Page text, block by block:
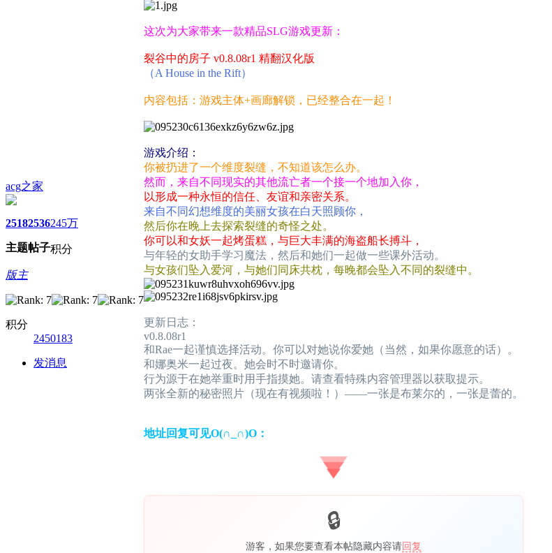
acg之家
2518
主题
2536
帖子
245万
积分
版主
积分
2450183
发消息
这次为大家带来一款精品SLG游戏更新：
裂谷中的房子 v0.8.08r1 精翻汉化版
（A House in the Rift）
内容包括：游戏主体+画廊解锁，已经整合在一起！
游戏介绍：
你被扔进了一个维度裂缝，不知道该怎么办。
然而，来自不同现实的其他流亡者一个接一个地加入你，
以形成一种永恒的信任、友谊和亲密关系。
来自不同幻想维度的美丽女孩在白天照顾你，
然后你在晚上去探索裂缝的奇怪之处。
你可以和女妖一起烤蛋糕，与巨大丰满的海盗船长搏斗，
与年轻的女助手学习魔法，然后和她们一起做一些课外活动。
与女孩们坠入爱河，与她们同床共枕，每晚都会坠入不同的裂缝中。
更新日志：
v0.8.08r1
和Rae一起谨慎选择活动。你可以对她说你爱她（当然，如果你愿意的话）。
和娜奥米一起过夜。她会时不时邀请你。
行为源于在她举重时用手指摸她。请查看特殊内容管理器以获取提示。
两张全新的秘密照片（现在有视频啦！）——一张是布莱尔的，一张是蕾的。
地址回复可见O(∩_∩)O：
游客，如果您要查看本帖隐藏内容请回复